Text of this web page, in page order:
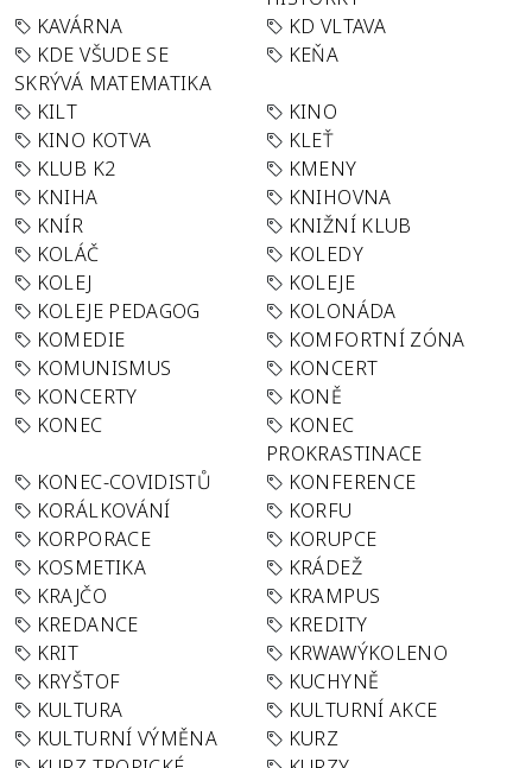
KAVÁRNA
KD VLTAVA
KDE VŠUDE SE
SKRÝVÁ MATEMATIKA
KEŇA
KILT
KINO
KINO KOTVA
KLEŤ
KLUB K2
KMENY
KNIHA
KNIHOVNA
KNÍR
KNIŽNÍ KLUB
KOLÁČ
KOLEDY
KOLEJ
KOLEJE
KOLEJE PEDAGOG
KOLONÁDA
KOMEDIE
KOMFORTNÍ ZÓNA
KOMUNISMUS
KONCERT
KONCERTY
KONĚ
KONEC
KONEC
PROKRASTINACE
KONEC-COVIDISTŮ
KONFERENCE
KORÁLKOVÁNÍ
KORFU
KORPORACE
KORUPCE
KOSMETIKA
KRÁDEŽ
KRAJČO
KRAMPUS
KREDANCE
KREDITY
KRIT
KRWAWÝKOLENO
KRYŠTOF
KUCHYNĚ
KULTURA
KULTURNÍ AKCE
KULTURNÍ VÝMĚNA
KURZ